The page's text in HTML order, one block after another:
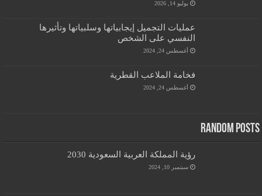
يوليو 14, 2026
عمليات التجميل إيجابياتها وسلبياتها وتأثيرها
النفسي على الشخص
أغسطس 24, 2024
فخامة الملاعب القطرية
أغسطس 24, 2024
Random Posts
رؤية المملكة العربية السعودية 2030
سبتمبر 10, 2024